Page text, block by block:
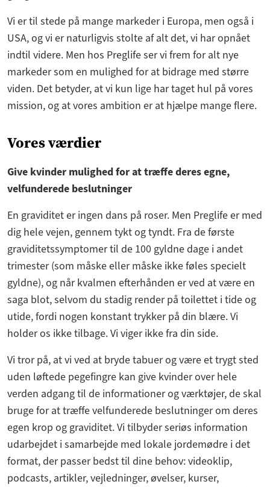
Vi er til stede på mange markeder i Europa, men også i
USA, og vi er naturligvis stolte af alt det, vi har opnået
indtil videre. Men hos Preglife ser vi frem for alt nye
markeder som en mulighed for at bidrage med større
viden. Det betyder, at vi kun lige har taget hul på vores
mission, og at vores ambition er at hjælpe mange flere.
Vores værdier
Give kvinder mulighed for at træffe deres egne,
velfunderede beslutninger
En graviditet er ingen dans på roser. Men Preglife er med
dig hele vejen, gennem tykt og tyndt. Fra de første
graviditetssymptomer til de 100 gyldne dage i andet
trimester (som måske eller måske ikke føles specielt
gyldne), og når kvalmen efterhånden er ved at være en
saga blot, selvom du stadig render på toilettet i tide og
utide, fordi nogen konstant trykker på din blære. Vi
holder os ikke tilbage. Vi viger ikke fra din side.
Vi tror på, at vi ved at bryde tabuer og være et trygt sted
uden løftede pegefingre kan give kvinder over hele
verden adgang til de informationer og værktøjer, de skal
bruge for at træffe velfunderede beslutninger om deres
egen krop og graviditet. Vi tilbyder seriøs information
udarbejdet i samarbejde med lokale jordemødre i det
format, der passer bedst til dine behov: videoklip,
podcasts, artikler, vejledninger, øvelser, kurser,